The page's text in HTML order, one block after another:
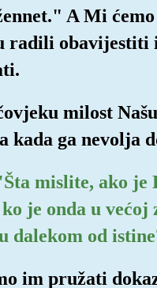
A Mi
radili obavijestiti
milost
kada ga nevolja
mislite, ako
je onda u
dalekom od
im pružati